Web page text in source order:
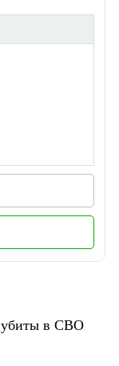
убиты в СВО